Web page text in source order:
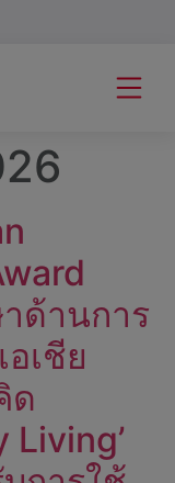
ด้านการ
เชีย
ด
Living’